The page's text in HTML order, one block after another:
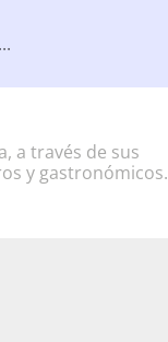
a través de sus
y gastronómicos.